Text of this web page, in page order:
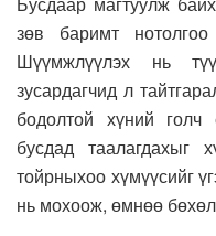
зөв баримт
Шүүмжлүүлэх нь
зусардагчид л
бодолтой хүний
бусдад таалагдахыг
тойрныхоо хүмүүсийг
нь мохоож, өмнөө